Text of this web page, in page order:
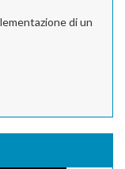
di un